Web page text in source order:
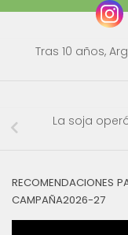
Tras 10 años,
La soja
RECOMENDACIONES
CAMPAÑA2026-27